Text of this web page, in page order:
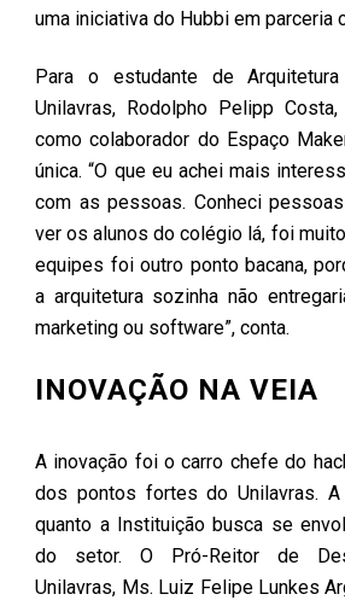
uma iniciativa do Hubbi em parceria
Para o estudante de
Unilavras, Rodolpho Pelipp
como colaborador do Espaço
única. “O que eu achei mais
com as pessoas. Conheci
ver os alunos do colégio lá, foi
equipes foi outro ponto bacana,
a arquitetura sozinha não
marketing ou software”, conta.
INOVAÇÃO NA VEIA
A inovação foi o carro chefe do
dos pontos fortes do Unilavras.
quanto a Instituição busca se
do setor. O Pró-Reitor de
Unilavras, Ms. Luiz Felipe Lunkes